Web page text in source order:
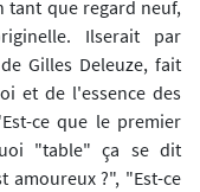
tant que regard neuf,
Ilserait par
Gilles Deleuze, fait
et de l'essence des
ce que le premier
"table" ça se dit
?", "Est-ce